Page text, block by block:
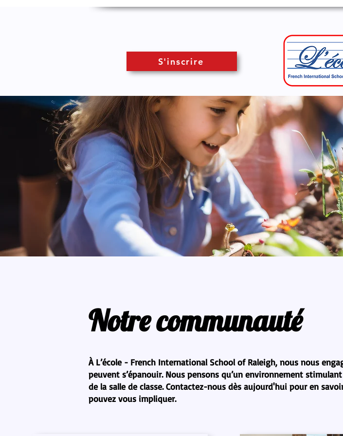
S'inscrire
Notre communauté
À L’école - French International School of Raleigh, nous nous
peuvent s’épanouir. Nous pensons qu’un environnement
de la salle de classe. Contactez-nous dès aujourd'hui pour en
pouvez vous impliquer.